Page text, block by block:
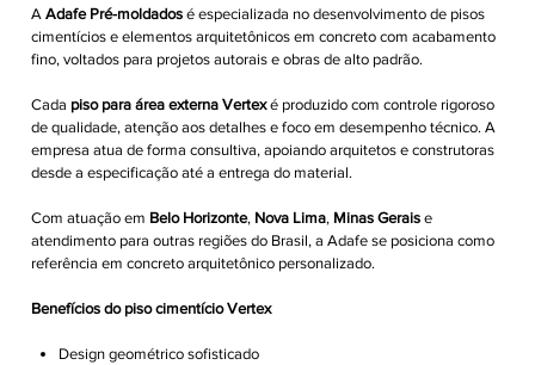
A Adafe Pré-moldados é especializada no desenvolvimento de pisos
cimentícios e elementos arquitetônicos em concreto com acabamento
fino, voltados para projetos autorais e obras de alto padrão.
Cada piso para área externa Vertexé produzido com controle rigoroso
de qualidade, atenção aos detalhes e foco em desempenho técnico. A
empresa atua de forma consultiva, apoiando arquitetos e construtoras
desde a especificação até a entrega do material.
Com atuação em Belo Horizonte, Nova Lima, Minas Gerais e
atendimento para outras regiões do Brasil, a Adafe se posiciona como
referência em concreto arquitetônico personalizado.
Benefícios do piso cimentício Vertex
Design geométrico sofisticado